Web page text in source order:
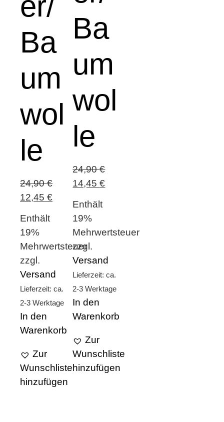
Ba
um
wol
le
24,90€
Ursprünglicher
war:
24,90 €
12,45 €Aktueller
Preis
12,45 €.
Enthält
19%
Mehrwertsteuer
zzgl.
Versand
Lieferzeit: ca.
2-3 Werktage
In den
Warenkorb
Zur
Wunschliste
hinzufügen
Ba
um
wol
le
24,90€
Ursprünglicher
war:
24,90 €
14,45€Aktueller
Enthält
19%
Mehrwertsteuer
zzgl.
Versand
Lieferzeit: ca.
2-3 Werktage
In den
Warenkorb
Zur
Wunschliste
hinzufügen